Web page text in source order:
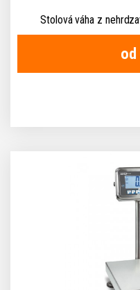
Stolová váha z
od